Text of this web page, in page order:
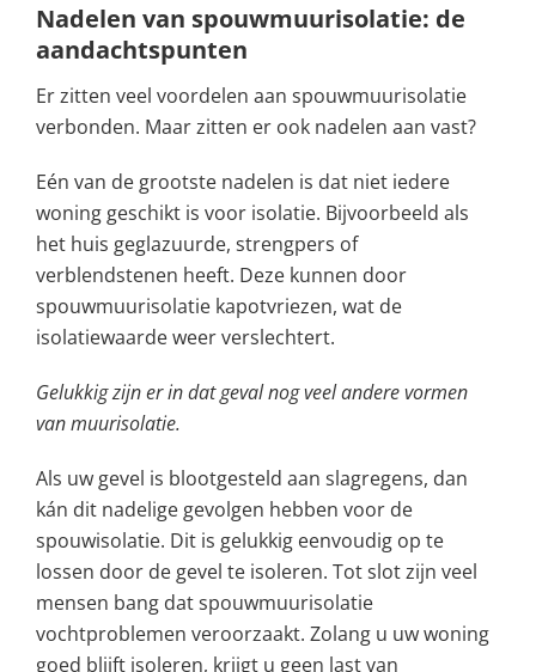
Nadelen van spouwmuurisolatie: de
aandachtspunten
Er zitten veel voordelen aan spouwmuurisolatie
verbonden. Maar zitten er ook nadelen aan vast?
Eén van de grootste nadelen is dat niet iedere
woning geschikt is voor isolatie. Bijvoorbeeld als
het huis geglazuurde, strengpers of
verblendstenen heeft. Deze kunnen door
spouwmuurisolatie kapotvriezen, wat de
isolatiewaarde weer verslechtert.
Gelukkig zijn er in dat geval nog veel andere vormen
van muurisolatie.
Als uw gevel is blootgesteld aan slagregens, dan
kán dit nadelige gevolgen hebben voor de
spouwisolatie. Dit is gelukkig eenvoudig op te
lossen door de gevel te isoleren. Tot slot zijn veel
mensen bang dat spouwmuurisolatie
vochtproblemen veroorzaakt. Zolang u uw woning
goed blijft isoleren, krijgt u geen last van